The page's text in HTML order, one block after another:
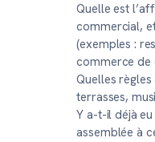
Quelle est
commercial,
(exemples :
commerce de
Quelles
terrasses,
Y a-t-il déjà
assemblée à